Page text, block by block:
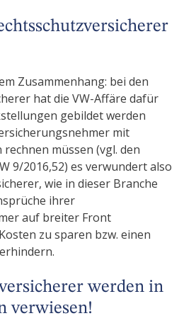
Zusammenhang: bei den
hat die VW-Affäre dafür
gebildet werden
mit
müssen (vgl. den
9/2016,52) es verwundert also
wie in dieser Branche
ihrer
auf breiter Front
zu sparen bzw. einen
werden in
verwiesen!